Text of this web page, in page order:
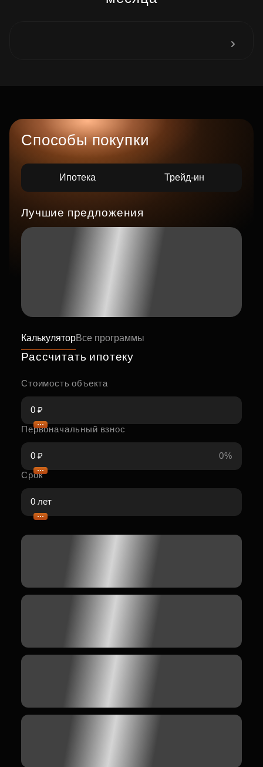
Способы покупки
Ипотека Трейд-ин
Лучшие предложения
КалькуляторВсе программы
Рассчитать ипотеку
Стоимость объекта
Первоначальный взнос
0%
Срок